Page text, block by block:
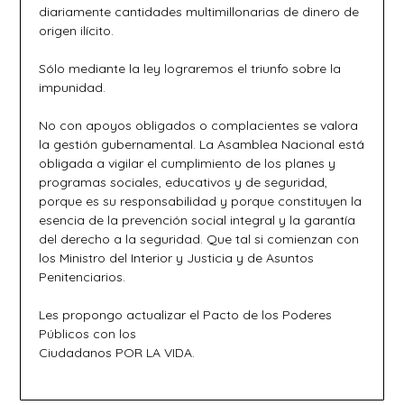
diariamente cantidades multimillonarias de dinero de
origen ilícito.
Sólo mediante la ley lograremos el triunfo sobre la
impunidad.
No con apoyos obligados o complacientes se valora
la gestión gubernamental. La Asamblea Nacional está
obligada a vigilar el cumplimiento de los planes y
programas sociales, educativos y de seguridad,
porque es su responsabilidad y porque constituyen la
esencia de la prevención social integral y la garantía
del derecho a la seguridad. Que tal si comienzan con
los Ministro del Interior y Justicia y de Asuntos
Penitenciarios.
Les propongo actualizar el Pacto de los Poderes
Públicos con los
Ciudadanos POR LA VIDA.